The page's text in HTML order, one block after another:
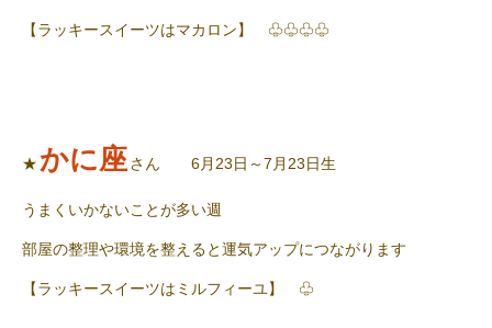
【ラッキースイーツはマカロン】 ♧♧♧♧
★ かに座さん 6月23日～7月23日生
うまくいかないことが多い週
部屋の整理や環境を整えると運気アップにつながります
【ラッキースイーツはミルフィーユ】 ♧